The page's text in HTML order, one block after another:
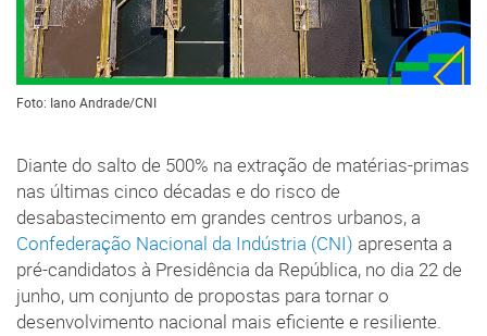
Foto: Iano Andrade/CNI
Diante do salto de 500% na extração de matérias-primas
nas últimas cinco décadas e do risco de
desabastecimento em grandes centros urbanos, a
Confederação Nacional da Indústria (CNI) apresenta a
pré-candidatos à Presidência da República, no dia 22 de
junho, um conjunto de propostas para tornar o
desenvolvimento nacional mais eficiente e resiliente.